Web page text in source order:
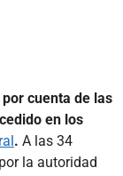
cuenta de las
en los
. A las 34
la autoridad